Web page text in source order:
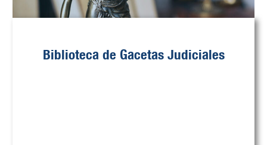
Biblioteca de Gacetas Judiciales